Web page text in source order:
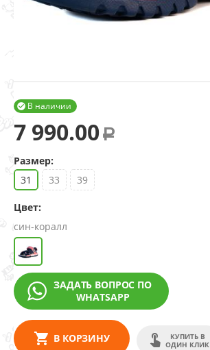
В наличии

7 990.00 Р
Размер:
31
33 39
Цвет:
син-коралл
ЗАДАТЬ ВОПРОС ПО
WHATSAPP
В КОРЗИНУ
КУПИТЬ В
ОДИН КЛИК